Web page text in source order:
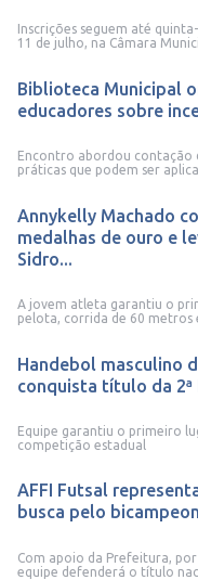
Inscrições seguem até
11 de julho, na Câmara
Biblioteca Municipal
educadores sobre
Encontro abordou contação
práticas que podem ser
Annykelly Machado
medalhas de ouro e
Sidro...
A jovem atleta garantiu o
pelota, corrida de 60 metros
Handebol masculino
conquista título da 2ª
Equipe garantiu o primeiro
competição estadual
AFFI Futsal
busca pelo
Com apoio da Prefeitura,
equipe defenderá o título